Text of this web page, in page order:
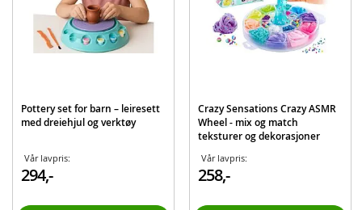
8714627029765
Aktuelt
Pottery set for barn – leiresett
med dreiehjul og verktøy
Vår lavpris:
294,-
Crazy Sensations Crazy ASMR
Wheel - mix og match
teksturer og dekorasjoner
Vår lavpris:
258,-